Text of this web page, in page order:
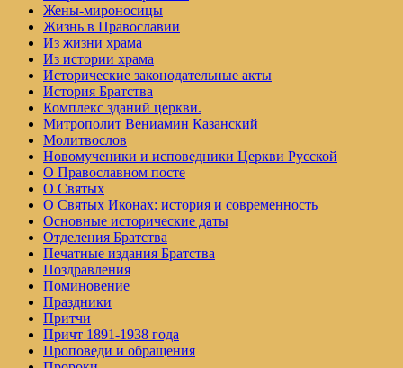
Жены-мироносицы
Жизнь в Православии
Из жизни храма
Из истории храма
Исторические законодательные акты
История Братства
Комплекс зданий церкви.
Митрополит Вениамин Казанский
Молитвослов
Но­во­му­че­ни­ки и ис­по­вед­ни­ки Церк­ви Рус­ской
О Православном посте
О Святых
О Святых Иконах: история и современность
Основные исторические даты
Отделения Братства
Печатные издания Братства
Поздравления
Поминовение
Праздники
Притчи
Причт 1891-1938 года
Проповеди и обращения